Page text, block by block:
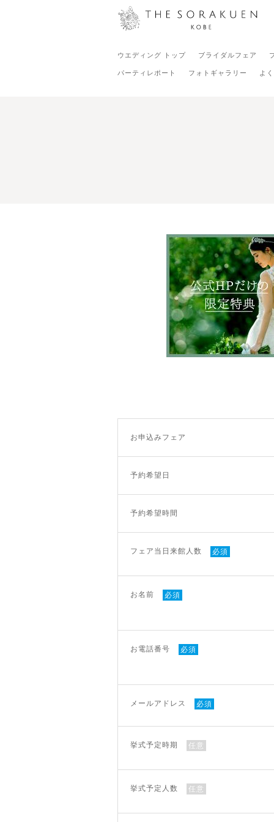
ウエディング トップ ブライダルフェア
パーティレポート フォトギャラリー よ
お申込みフェア
予約希望日
予約希望時間
フェア当日来館人数 必須
お名前 必須
お電話番号
必須
メールアドレス 必須
挙式予定時期 任意
挙式予定人数 任意